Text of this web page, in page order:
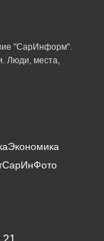
"СарИнформ".
Люди, места,
Экономика
СарИнФото